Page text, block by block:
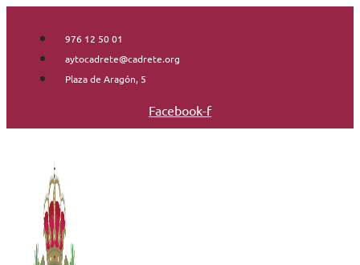
contenido
976 12 50 01
aytocadrete@cadrete.org
Plaza de Aragón, 5
Facebook-f